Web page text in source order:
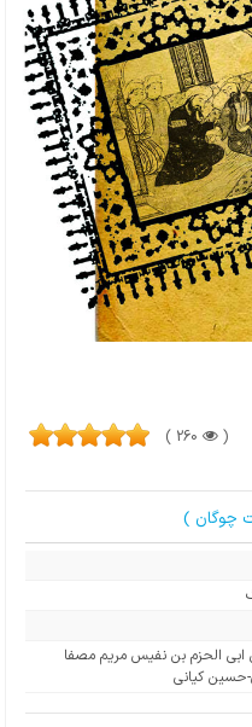
(
260 )
چوگان )
ابی الحزم بن نفیس مریم مصفا
حسین کیانی